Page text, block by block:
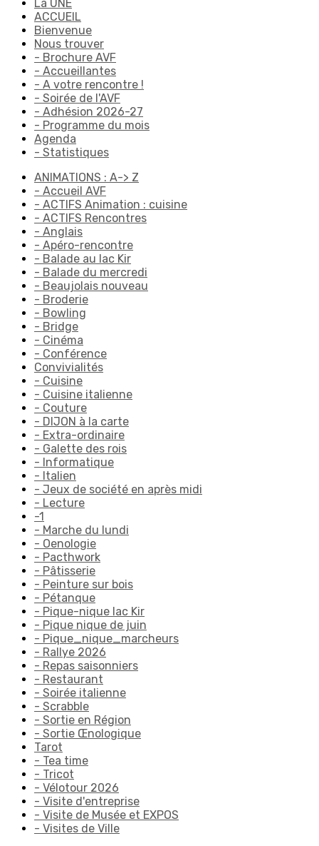
La UNE
ACCUEIL
Bienvenue
Nous trouver
- Brochure AVF
- Accueillantes
- A votre rencontre !
- Soirée de l'AVF
- Adhésion 2026-27
- Programme du mois
Agenda
- Statistiques
ANIMATIONS : A-> Z
- Accueil AVF
- ACTIFS Animation : cuisine
- ACTIFS Rencontres
- Anglais
- Apéro-rencontre
- Balade au lac Kir
- Balade du mercredi
- Beaujolais nouveau
- Broderie
- Bowling
- Bridge
- Cinéma
- Conférence
Convivialités
- Cuisine
- Cuisine italienne
- Couture
- DIJON à la carte
- Extra-ordinaire
- Galette des rois
- Informatique
- Italien
- Jeux de société en après midi
- Lecture
-1
- Marche du lundi
- Oenologie
- Pacthwork
- Pâtisserie
- Peinture sur bois
- Pétanque
- Pique-nique lac Kir
- Pique nique de juin
- Pique_nique_marcheurs
- Rallye 2026
- Repas saisonniers
- Restaurant
- Soirée italienne
- Scrabble
- Sortie en Région
- Sortie Œnologique
Tarot
- Tea time
- Tricot
- Vélotour 2026
- Visite d'entreprise
- Visite de Musée et EXPOS
- Visites de Ville